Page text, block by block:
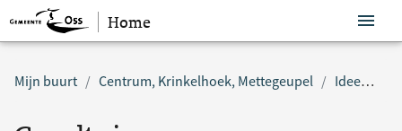
Sla navigatie over
Home
Mijn buurt Centrum, Krinkelhoek, Mettegeupel Idee